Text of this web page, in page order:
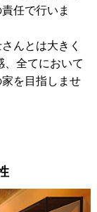
任で行いま
んとは大きく
、全てにおいて
を目指しませ